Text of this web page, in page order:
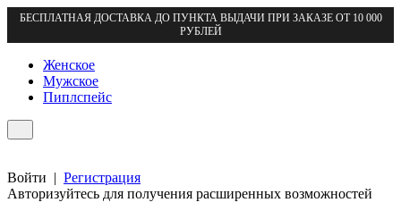
БЕСПЛАТНАЯ ДОСТАВКА ДО ПУНКТА ВЫДАЧИ ПРИ ЗАКАЗЕ ОТ 10 000
РУБЛЕЙ
Женское
Мужское
Пиплспейс
Войти | Регистрация
Авторизуйтесь для получения расширенных возможностей